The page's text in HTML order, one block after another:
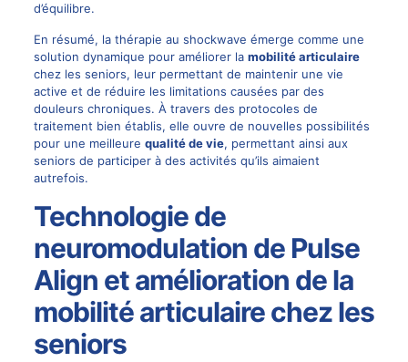
d’équilibre.
En résumé, la thérapie au shockwave émerge comme une
solution dynamique pour améliorer la mobilité articulaire
chez les seniors, leur permettant de maintenir une vie
active et de réduire les limitations causées par des
douleurs chroniques. À travers des protocoles de
traitement bien établis, elle ouvre de nouvelles possibilités
pour une meilleure qualité de vie, permettant ainsi aux
seniors de participer à des activités qu’ils aimaient
autrefois.
Technologie de
neuromodulation de Pulse
Align et amélioration de la
mobilité articulaire chez les
seniors